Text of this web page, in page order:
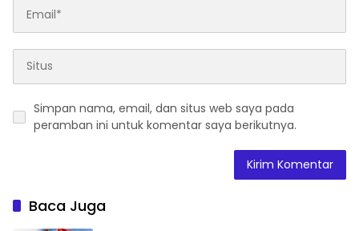
Simpan nama, email, dan situs web saya pada
peramban ini untuk komentar saya berikutnya.
Baca Juga